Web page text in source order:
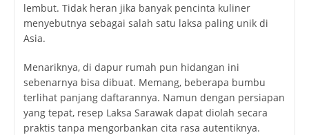
lembut. Tidak heran jika banyak pencinta kuliner
menyebutnya sebagai salah satu laksa paling unik di
Asia.
Menariknya, di dapur rumah pun hidangan ini
sebenarnya bisa dibuat. Memang, beberapa bumbu
terlihat panjang daftarannya. Namun dengan persiapan
yang tepat, resep Laksa Sarawak dapat diolah secara
praktis tanpa mengorbankan cita rasa autentiknya.